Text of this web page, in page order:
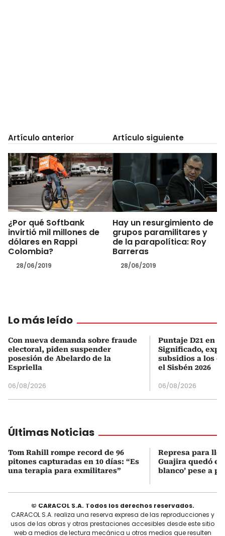
Artículo anterior
¿Por qué Softbank
invirtió mil millones de
dólares en Rappi
Colombia?
28/06/2019
Artículo siguiente
Hay un resurgimiento de
grupos paramilitares y
de la parapolítica: Roy
Barreras
28/06/2019
Lo más leído
Con nueva demanda sobre fraude
electoral, piden suspender
posesión de Abelardo de la
Espriella
06/08/2026
Puntaje D21 en
Significado,
subsidios a los
el Sisbén 2026
06/08/2026
Últimas Noticias
Tom Rahill rompe record de 96
pitones capturadas en 10 días: “Es
una terapia para exmilitares”
Represa para
Guajira quedó en
blanco’ pese a
© CARACOL S.A. Todos los derechos reservados.
CARACOL S.A. realiza una reserva expresa de las reproducciones y
usos de las obras y otras prestaciones accesibles desde este sitio
web a medios de lectura mecánica u otros medios que resulten